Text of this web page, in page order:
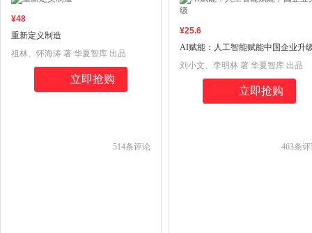
¥48
重新定义制造
514条评论
祖林、怀海涛 著 华夏智库 出品
立即抢购
¥25.6
AI赋能：人工智能赋能中国企业升
463条
刘小文、李明林 著 华夏智库 出品
立即抢购